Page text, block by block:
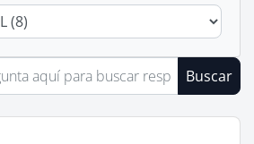
Buscar